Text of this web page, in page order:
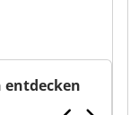
entdecken